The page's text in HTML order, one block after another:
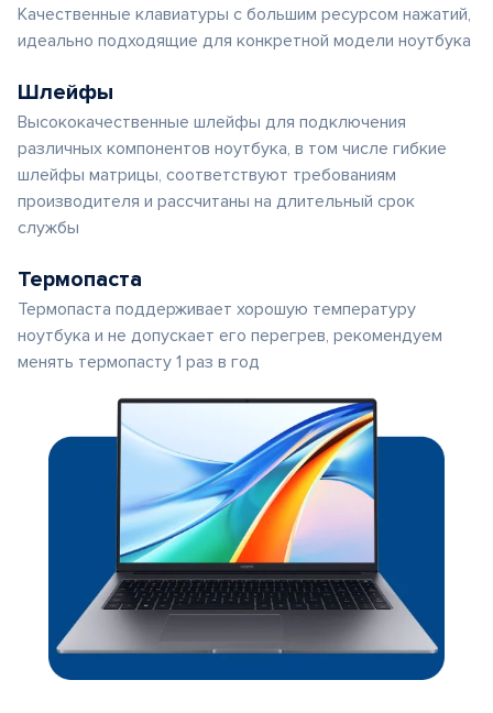
Качественные клавиатуры с большим ресурсом нажатий,
идеально подходящие для конкретной модели ноутбука
Шлейфы
Высококачественные шлейфы для подключения
различных компонентов ноутбука, в том числе гибкие
шлейфы матрицы, соответствуют требованиям
производителя и рассчитаны на длительный срок
службы
Термопаста
Термопаста поддерживает хорошую температуру
ноутбука и не допускает его перегрев, рекомендуем
менять термопасту 1 раз в год